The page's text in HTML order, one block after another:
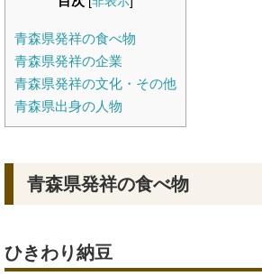
青森県発祥の食べ物
青森県発祥の企業
青森県発祥の文化・その他
青森県出身の人物
青森県発祥の食べ物
ひきわり納豆